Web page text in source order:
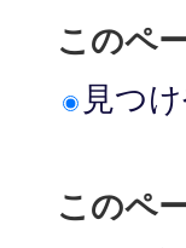
このペ
見つ
このペ